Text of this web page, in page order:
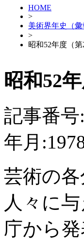
HOME
>
美術界年史（彙
>
昭和52年度（
昭和52
記事番号
年月
芸術の
人々に
庁から